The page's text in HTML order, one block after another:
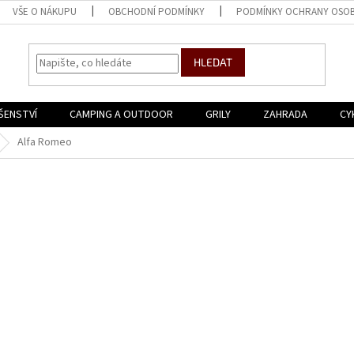
VŠE O NÁKUPU OBCHODNÍ PODMÍNKY PODMÍNKY OCHRANY
HLEDAT
CAMPING A OUTDOOR GRILY ZAHRADA
Alfa Romeo